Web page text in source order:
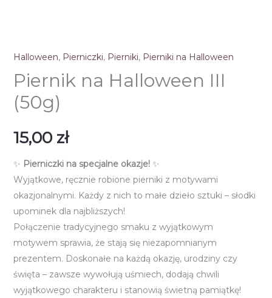
Halloween, Pierniczki, Pierniki, Pierniki na Halloween
Piernik na Halloween III
(50g)
15,00 zł
✨ Pierniczki na specjalne okazje!✨
Wyjątkowe, ręcznie robione pierniki z motywami
okazjonalnymi. Każdy z nich to małe dzieło sztuki – słodki
upominek dla najbliższych!
Połączenie tradycyjnego smaku z wyjątkowym
motywem sprawia, że stają się niezapomnianym
prezentem. Doskonałe na każdą okazję, urodziny czy
święta – zawsze wywołują uśmiech, dodają chwili
wyjątkowego charakteru i stanowią świetną pamiątkę!